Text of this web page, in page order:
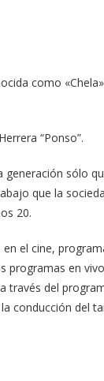
como
“Ponso”.
sólo
que la
20.
el cine,
programas en
través del
conducción del